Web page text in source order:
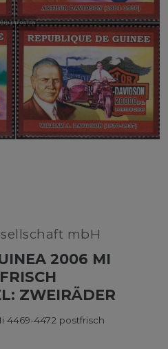
mbH
2006 MI
ZWEIRÄDER
4469-4472 postfrisch